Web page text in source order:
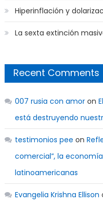
Hiperinflación y
La sexta extinción
Recent Comments
007 rusia con amoron
está destruyendo
testimonios pee on
comercial”, la
latinoamericanas
Evangelia Krishna Ellison